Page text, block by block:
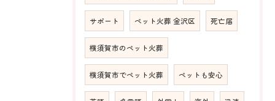
サポート ペット火葬 金沢区 死亡届
横須賀市のペット火葬
横須賀市でペット火葬 ペットも安心